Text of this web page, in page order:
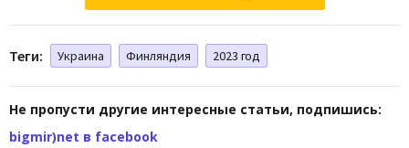
Теги: Украина Финляндия 2023 год
Не пропусти другие интересные статьи, подпишись:
bigmir)net в facebook